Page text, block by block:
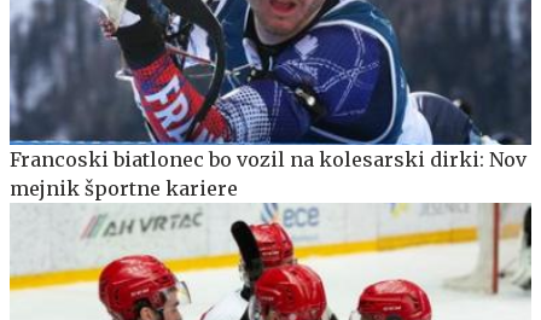
Francoski biatlonec bo vozil na kolesarski dirki: Nov
mejnik športne kariere